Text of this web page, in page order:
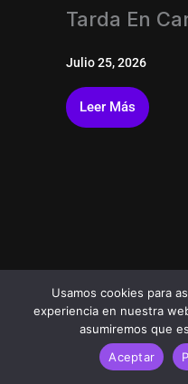
Tarda En
Julio 25, 2026
Leer Más
Usamos cookies para
experiencia en nuestra
asumiremos que
Aceptar